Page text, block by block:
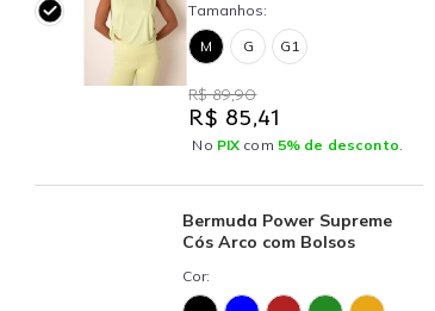
Tamanhos:
M
G G1
R$ 89,90
R$ 85,41
No PIX com 5% de desconto.
Bermuda Power Supreme
Cós Arco com Bolsos
Cor: